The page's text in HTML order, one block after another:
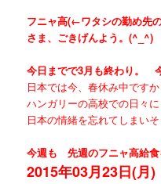
フニャ高(←ワタシの勤め先
さま、ごきげんよう。(^_^)
今日までで3月も終わり。
日本では今、春休み中です
ハンガリーの高校での日々
日本の情緒を忘れてしまい
今週も 先週のフニャ高給食
2015年03月23日(